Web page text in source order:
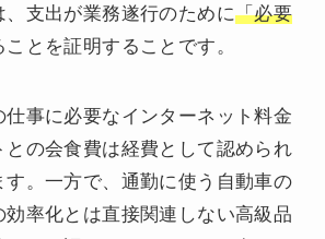
支出が業務遂行のために「必要
ことを証明することです。
事に必要なインターネット料金
の会食費は経費として認められ
す。一方で、通勤に使う自動車の
効率化とは直接関連しない高級品